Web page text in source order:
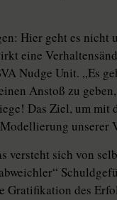
Hier geht es
eine
Nudge Unit. „Es
Anstoß zu
Das Ziel, um mit
unserer
versteht sich von
Gratifikation des